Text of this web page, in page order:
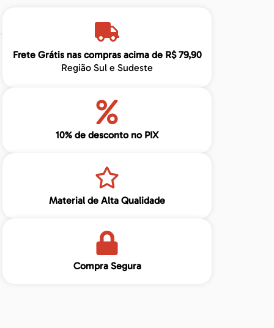
Frete Grátis nas compras acima de R$ 79,90
Região Sul e Sudeste
10% de desconto no PIX
Material de Alta Qualidade
Compra Segura